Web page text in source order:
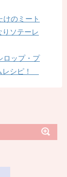
けのミート
ソテーレ
ロップ・プ
レシピ！